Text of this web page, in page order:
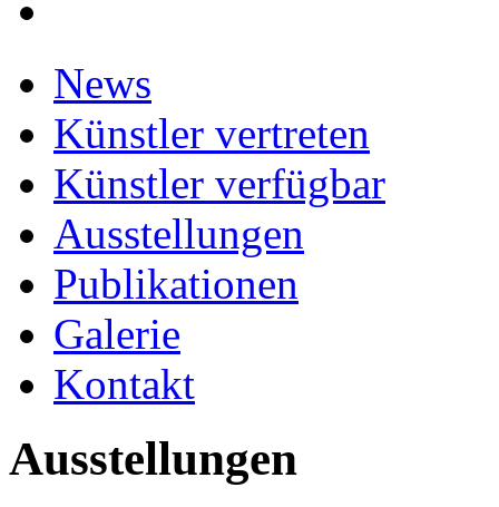
News
Künstler vertreten
Künstler verfügbar
Ausstellungen
Publikationen
Galerie
Kontakt
Ausstellungen